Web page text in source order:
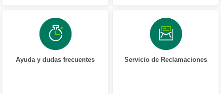
Ayuda y dudas frecuentes Servicio de Reclamaciones